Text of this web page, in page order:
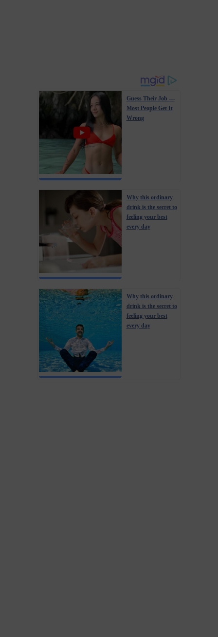
Guess Their Job —
Most People Get It
Wrong
Why this ordinary
drink is the secret to
feeling your best
every day
Why this ordinary
drink is the secret to
feeling your best
every day